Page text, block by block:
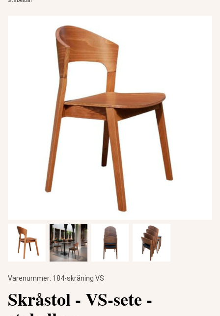
Varenummer: 184-skråning VS
Skråstol - VS-sete -